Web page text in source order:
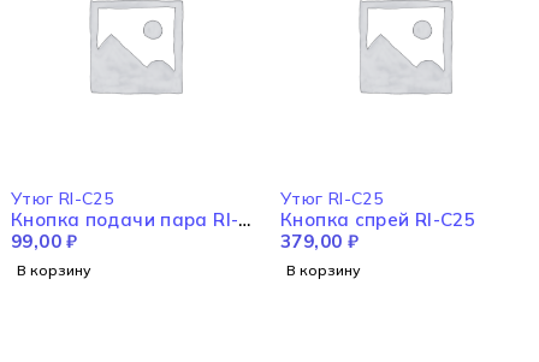
Утюг RI-C25
Кнопка подачи пара RI-
C25
99,00₽
В корзину
Утюг RI-C25
Кнопка спрей RI-C25
379,00 ₽
В корзину